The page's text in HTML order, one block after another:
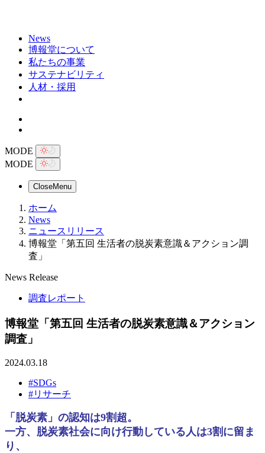
News
博報堂について
私たちの事業
サステナビリティ
人材・採用
MODE
MODE
CloseMenu
ホーム
News
ニュースリリース
博報堂「第五回 生活者の脱炭素意識＆アクション調
査」
News Release
調査レポート
博報堂「第五回 生活者の脱炭素意識＆アクション
調査」
2024.03.18
#SDGs
#リサーチ
「脱炭素」の認知は9割超。
一方、脱炭素社会に向け行動している人は3割に留ま
り、